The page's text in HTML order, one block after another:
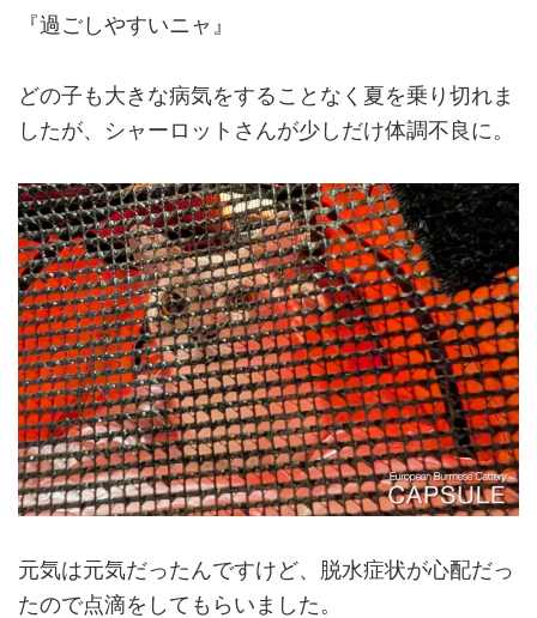
『過ごしやすいニャ』
どの子も大きな病気をすることなく夏を乗り切れま
したが、シャーロットさんが少しだけ体調不良に。
元気は元気だったんですけど、脱水症状が心配だっ
たので点滴をしてもらいました。